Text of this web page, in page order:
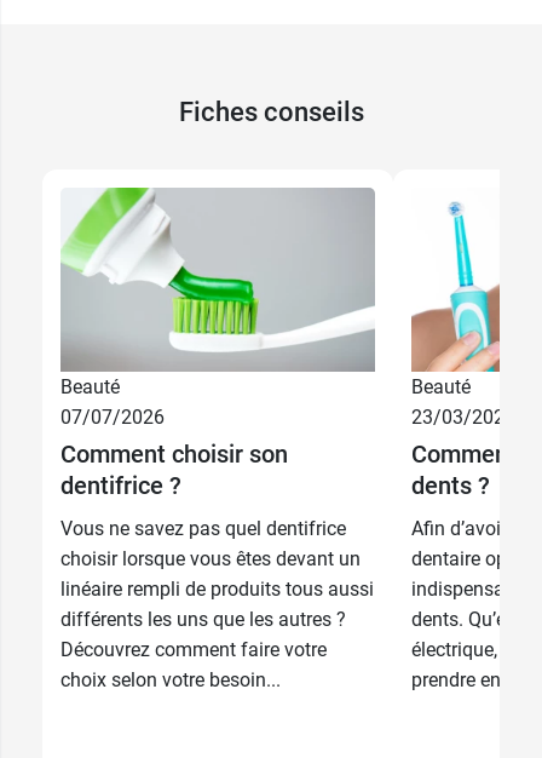
75 ml 3,49 €
2 x 75 ml 5,99 €
Fiches conseils
Beauté
07/07/2026
Comment choisir son
dentifrice ?
Vous ne savez pas quel dentifrice
choisir lorsque vous êtes devant un
linéaire rempli de produits tous aussi
différents les uns que les autres ?
Découvrez comment faire votre
choix selon votre besoin...
Beauté
23/03/2026
Comment
dents ?
Afin d’avoir
dentaire
indispensable
dents. Qu’elle
électrique, il y
prendre en